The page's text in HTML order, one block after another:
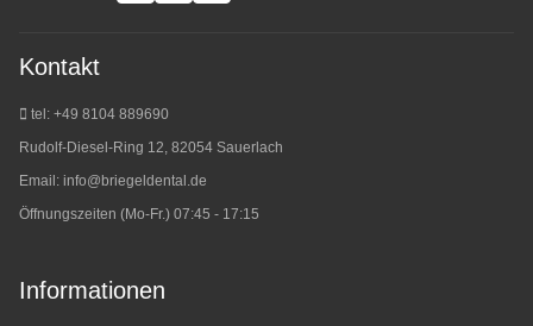
Kontakt
tel: +49 8104 889690
Rudolf-Diesel-Ring 12, 82054 Sauerlach
Email: info@briegeldental.de
Öffnungszeiten (Mo-Fr.) 07:45 - 17:15
Informationen